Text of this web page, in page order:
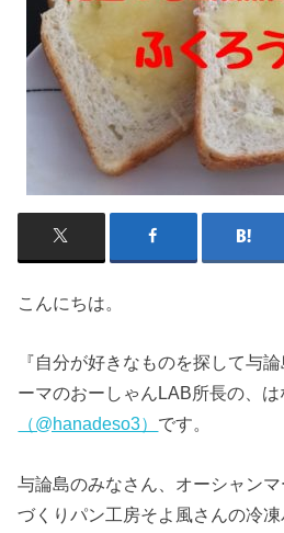
こんにちは。
『自分が好きなものを探して与
ーマのおーしゃんLAB所長の、
（@hanadeso3） です。
与論島のみなさん、オーシャン
づくりパン工房そよ風さんの冷